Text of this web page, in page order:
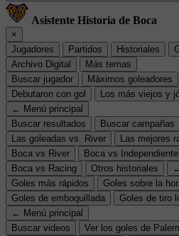
Asistente Historia de Boca
×
Jugadores
Partidos Historiales
Archivo Digital
Más temas
Buscar jugador
Máximos goleadores
Debutaron con gol
Los más viejos y
← Menú principal
Buscar resultados
Buscar campañas
Las goleadas vs. River
Las mejores
Boca vs River
Boca vs Independiente
Boca vs Racing
Otros historiales
Goles más rápidos
Goles sobre la
Goles de emboquillada
Goles de tiro
← Menú principal
Buscar videos
Ver los goles de